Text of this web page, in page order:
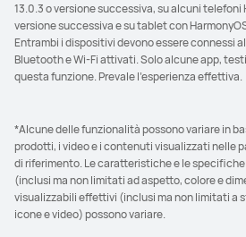
13.0.3 o versione successiva, su alcuni telefoni
versione successiva e su tablet con
Entrambi i dispositivi devono essere connessi
Bluetooth e Wi-Fi attivati. Solo alcune app,
questa funzione. Prevale l'esperienza effettiva.
*Alcune delle funzionalità possono variare in
prodotti, i video e i contenuti visualizzati nelle
di riferimento. Le caratteristiche e le
(inclusi ma non limitati ad aspetto, colore e
visualizzabili effettivi (inclusi ma non limitati a
icone e video) possono variare.